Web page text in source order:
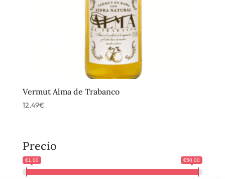
Vermut Alma de Trabanco
12,49€
Precio
€1.00 €50.00